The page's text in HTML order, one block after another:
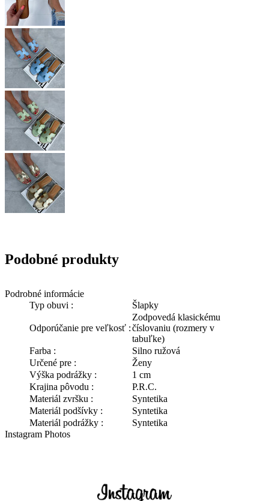
Podrobné informácie
Typ obuvi :
Šlapky
Odporúčanie pre veľkosť :
Zodpovedá klasickému
číslovaniu (rozmery v
tabuľke)
Farba :
Silno ružová
Určené pre :
Ženy
Výška podrážky :
1 cm
Krajina pôvodu :
P.R.C.
Materiál zvršku :
Syntetika
Materiál podšívky :
Syntetika
Materiál podrážky :
Syntetika
Instagram Photos
Podobné produkty